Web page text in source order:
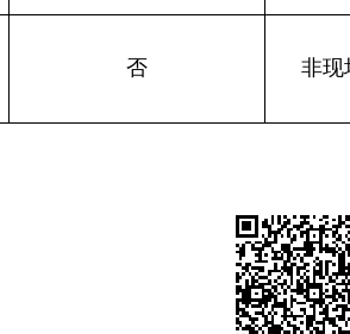
否 非现